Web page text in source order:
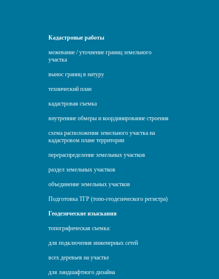
Кадастровые работы
межевание / уточнение границ земельного
участка
вынос границ в натуру
технический план
кадастровая съемка
внутренние обмеры и координирование строения
схема расположения земельного участка на
кадастровом плане территории
перераспределение земельных участков
раздел земельных участков
объединение земельных участков
Подготовка ТГР (топо-геодезического регистра)
Геодезические изыскания
топографическая съемка:
для подключения инженерных сетей
всех деревьев на участке
для ландшафтного дизайна